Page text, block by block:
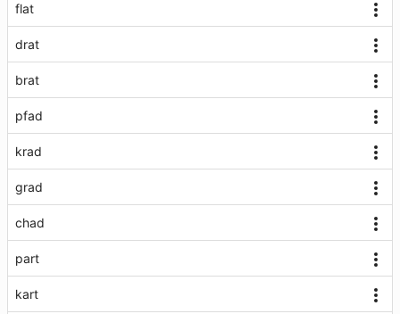
flat
drat
brat
pfad
krad
grad
chad
part
kart